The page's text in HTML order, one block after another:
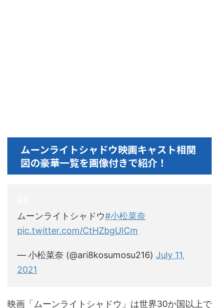
ムーンライトシャドウ映画キャスト相関
図の豪華一覧を画像付きで紹介！
ムーンライトシャドウ#小松菜奈
pic.twitter.com/CtHZbgUICm
— 小松菜奈 (@ari8kosumosu216) July 11,
2021
映画「ムーンライトシャドウ」は世界30か国以上で